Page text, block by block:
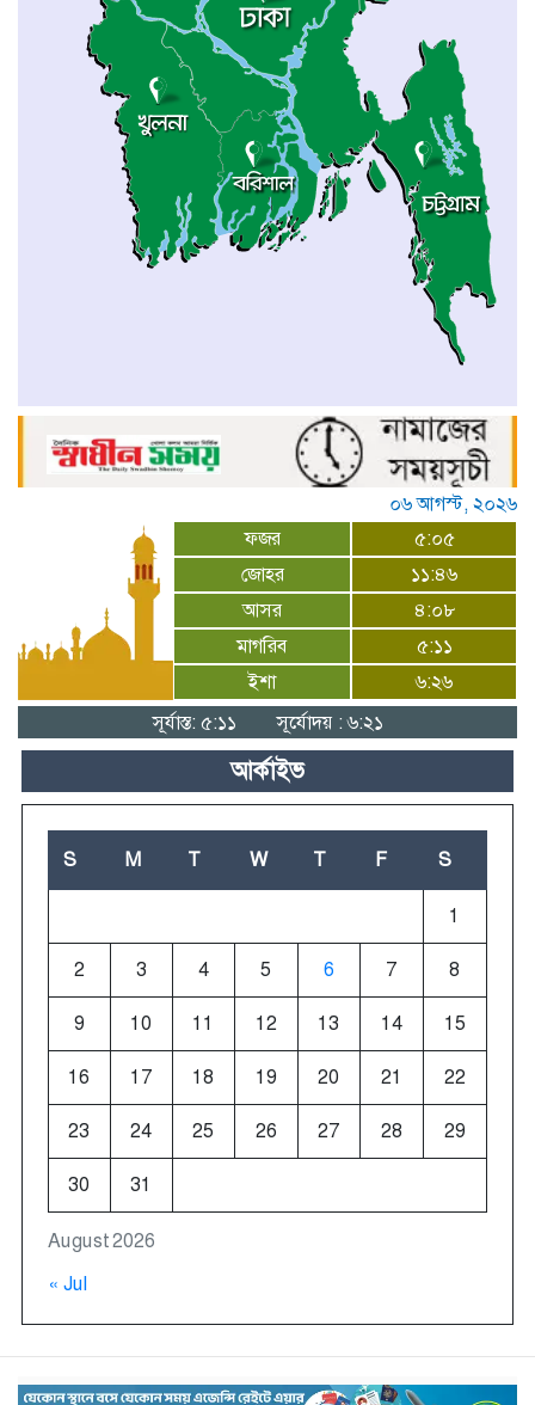
০৬ আগস্ট, ২০২৬
ফজর
৫:০৫
জোহর
১১:৪৬
আসর
৪:০৮
মাগরিব
৫:১১
ইশা
৬:২৬
সূর্যাস্ত: ৫:১১
সূর্যোদয় : ৬:২১
আর্কাইভ
August 2026
S M T W T F S
1
2 3 4 5 6 7 8
9 10 11 12 13 14 15
16 17 18 19 20 21 22
23 24 25 26 27 28 29
30 31
« Jul